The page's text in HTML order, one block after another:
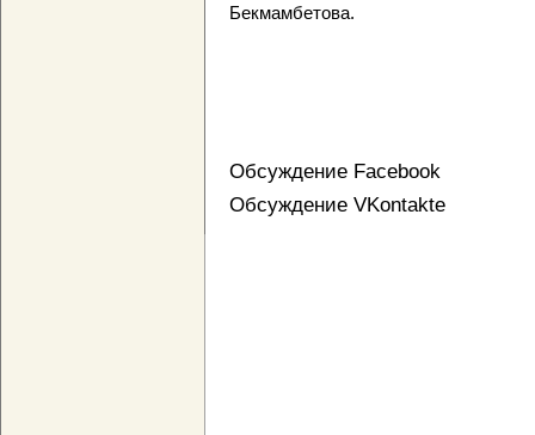
Бекмамбетова.
Обсуждение Facebook
Обсуждение VKontakte